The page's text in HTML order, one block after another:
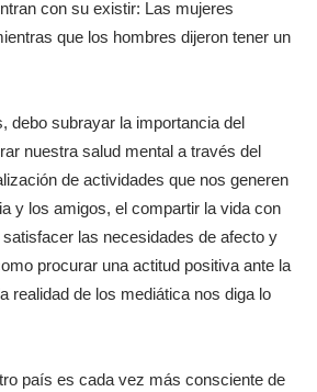
con su existir: Las mujeres
que los hombres dijeron tener un
debo subrayar la importancia del
nuestra salud mental a través del
de actividades que nos generen
y los amigos, el compartir la vida con
las necesidades de afecto y
procurar una actitud positiva ante la
realidad de los mediática nos diga lo
país es cada vez más consciente de